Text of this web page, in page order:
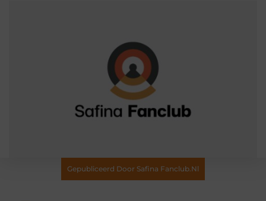
Gepubliceerd Door Safina Fanclub.nl